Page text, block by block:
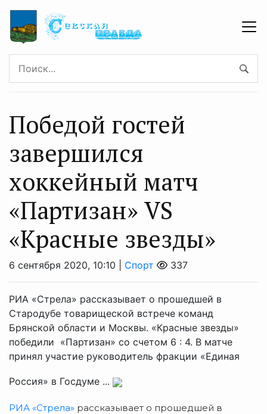
Победой гостей
завершился
хоккейный матч
«Партизан» VS
«Красные звезды»
6 сентября 2020, 10:10 | Спорт 337
РИА «Стрела» рассказывает о прошедшей в
Стародубе товарищеской встрече команд
Брянской области и Москвы. «Красные звезды»
победили «Партизан» со счетом 6 : 4. В матче
принял участие руководитель фракции «Единая
Россия» в Госдуме ...
РИА «Стрела» рассказывает о прошедшей в